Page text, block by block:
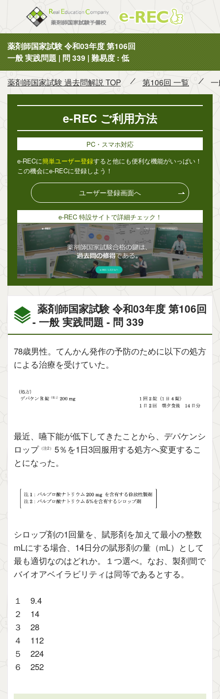
薬剤師国家試験 令和03年度 第106回
一般 実践問題 | 問 339 | 難易度 : 低
薬剤師国家試験 過去問解説 TOP 第106回 一覧
薬剤師国家試験 令和03年度 第106回
- 一般 実践問題 - 問 339
78歳男性。てんかん発作の予防のために以下の処方
による治療を受けていた。
最近、嚥下能が低下してきたことから、デパケンシ
ロップ （注2） 5％を1日3回服用する処方へ変更するこ
とになった。
シロップ剤の1回量を、賦形剤を加えて最小の整数
mLにする場合、14日分の賦形剤の量（mL）として
最も適切なのはどれか。１つ選べ。なお、製剤間で
バイオアベイラビリティは同等であるとする。
１ 9.4
２ 14
３ 28
４ 112
５ 224
６ 252
e-REC ご利用方法
PC・スマホ対応
e-RECに簡単ユーザー登録すると他にも便利な機能がいっぱい！
この機会にe-RECに登録しよう！
ユーザー登録画面へ
e-REC 特設サイトで詳細チェック！